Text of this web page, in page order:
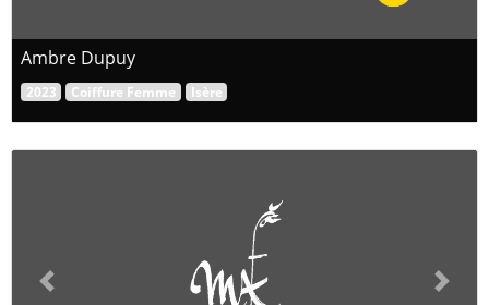
Ambre Dupuy
2023 Coiffure Femme Isère
Previous Next